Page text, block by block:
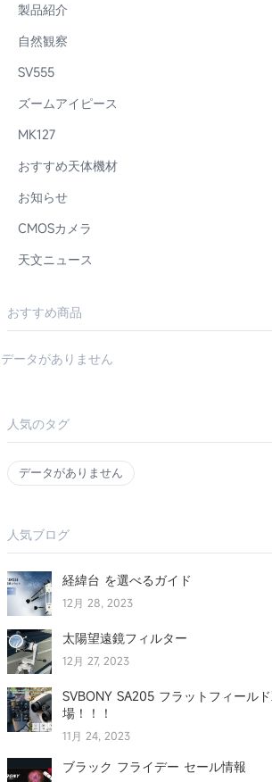
製品紹介
自然観察
SV555
ズームアイピース
MK127
おすすめ天体機材
お知らせ
CMOSカメラ
天文ニュース
おすすめ商品
データがありません
人気のタグ
データがありません
人気ブログ
経緯台 を選べるガイド
12月 28, 2023
太陽望遠鏡フィルター
12月 27, 2023
SVBONY SA205 フラットフィール
場！！！
11月 24, 2023
ブラック フライデー セール情報